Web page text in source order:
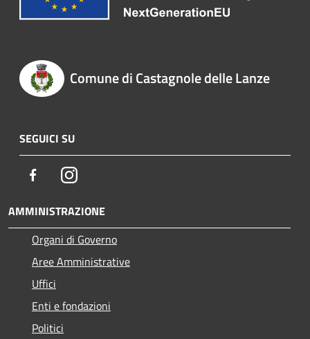
Comune di Castagnole delle Lanze
SEGUICI SU
FacebookInstagram
AMMINISTRAZIONE
Organi di Governo
Aree Amministrative
Uffici
Enti e fondazioni
Politici